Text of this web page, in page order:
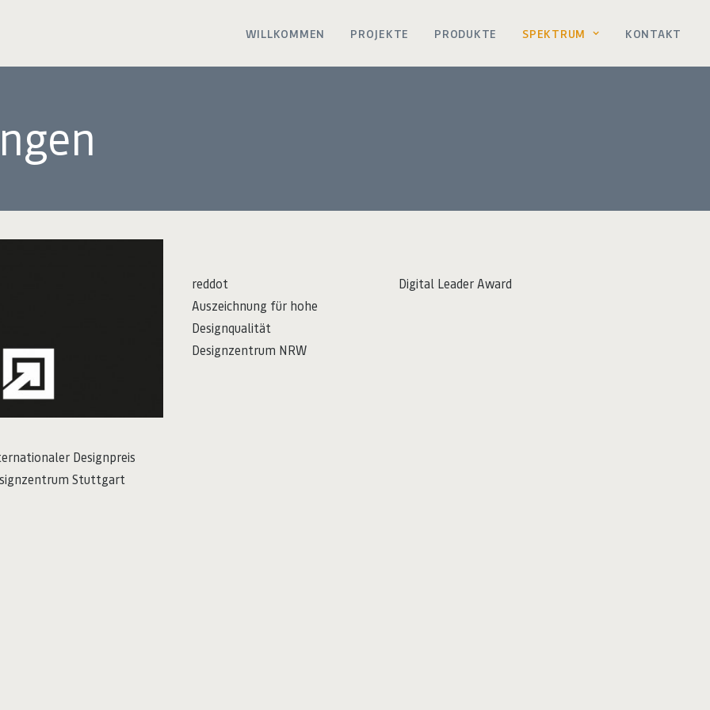
WILLKOMMEN PROJEKTE PRODUKTE SPEKTRUM KONTAKT
Designpreis
Stuttgart
reddot
Auszeichnung für hohe
Designqualität
Designzentrum NRW
Digital Leader Award